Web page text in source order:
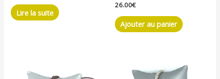
Lire la suite
26.00€
Ajouter au panier